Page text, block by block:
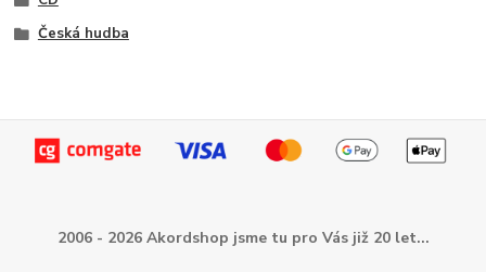
Česká hudba
2006 - 2026 Akordshop jsme tu pro Vás již 20 let...